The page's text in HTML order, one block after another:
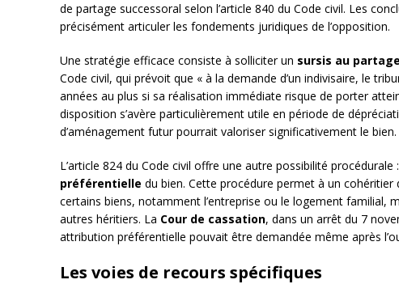
de partage successoral selon l’article 840 du Code civil. Les
précisément articuler les fondements juridiques de l’opposition.
Une stratégie efficace consiste à solliciter un sursis au partage
Code civil, qui prévoit que « à la demande d’un indivisaire, le
années au plus si sa réalisation immédiate risque de porter
disposition s’avère particulièrement utile en période de
d’aménagement futur pourrait valoriser significativement le bien.
L’article 824 du Code civil offre une autre possibilité procédurale
préférentielle du bien. Cette procédure permet à un
certains biens, notamment l’entreprise ou le logement familial,
autres héritiers. La Cour de cassation, dans un arrêt du 7
attribution préférentielle pouvait être demandée même après
Les voies de recours spécifiques